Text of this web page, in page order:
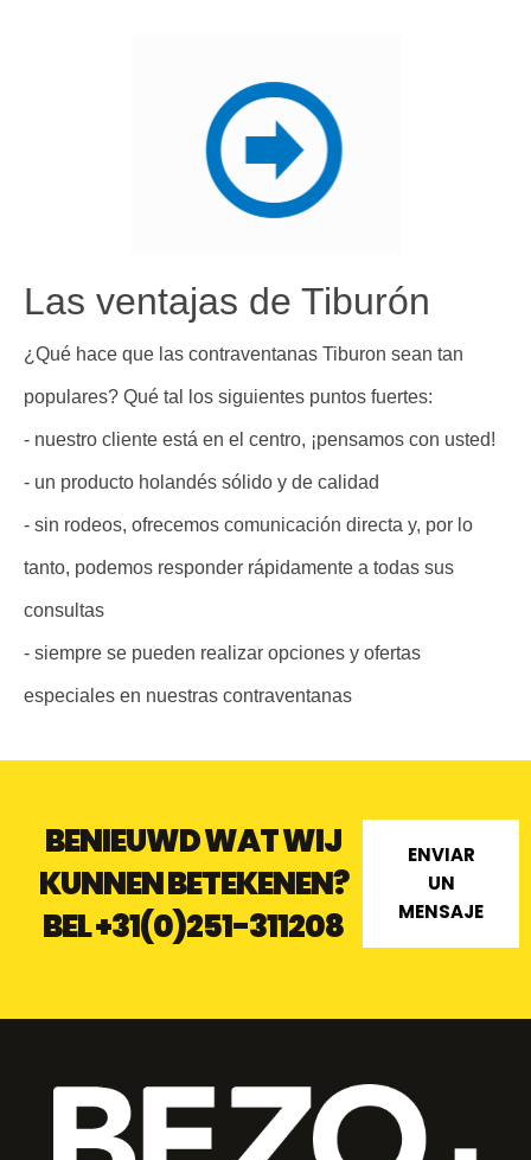
Las ventajas de Tiburón
¿Qué hace que las contraventanas Tiburon sean tan
populares? Qué tal los siguientes puntos fuertes:
- nuestro cliente está en el centro, ¡pensamos con usted!
- un producto holandés sólido y de calidad
- sin rodeos, ofrecemos comunicación directa y, por lo
tanto, podemos responder rápidamente a todas sus
consultas
- siempre se pueden realizar opciones y ofertas
especiales en nuestras contraventanas
BENIEUWD WAT WIJ
KUNNEN BETEKENEN?
BEL+31(0)251-311208
ENVIAR
UN
MENSAJE